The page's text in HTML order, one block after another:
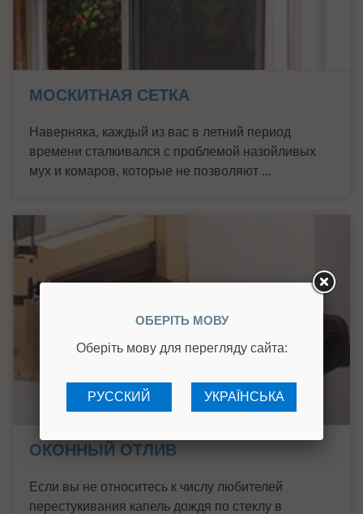
МОСКИТНАЯ СЕТКА
Наверняка, каждый из вас в летний период
времени сталкивался с проблемой назойливых
мух и комаров, которые не позволяют ...
ОКОННЫЙ ОТЛИВ
Если вы не относитесь к числу любителей
перестукивания капель дождя по стеклу в
ОБЕРІТЬ МОВУ
Оберіть мову для перегляду сайта:
РУССКИЙ УКРАЇНСЬКА